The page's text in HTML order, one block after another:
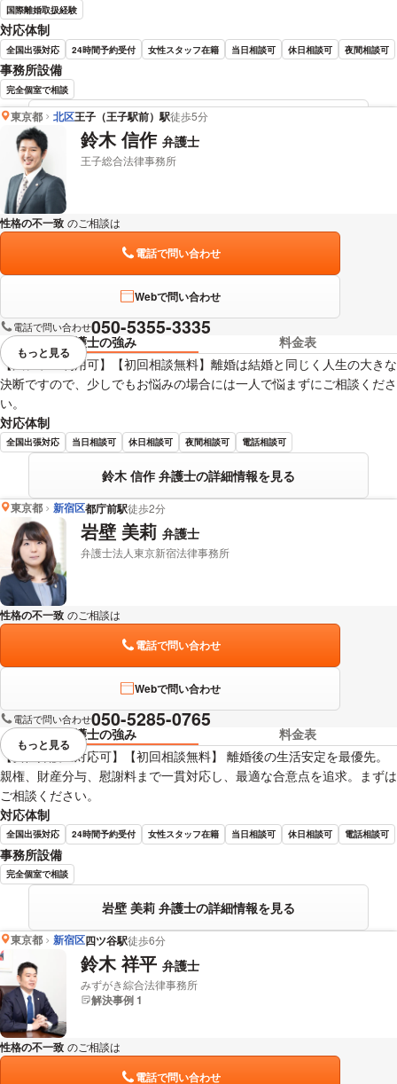
国際離婚取扱経験
対応体制
全国出張対応 24時間予約受付 女性スタッフ在籍 当日相談可 休日相談可 夜間相談可
事務所設備
完全個室で相談
野島 梨恵 弁護士の詳細情報を見る
東京都 北区王子（王子駅前）駅徒歩5分
鈴木 信作 弁護士
王子総合法律事務所
性格の不一致 のご相談は
電話で問い合わせ
Webで問い合わせ
電話で問い合わせ050-5355-3335
弁護士の強み
料金表
【法テラス利用可】【初回相談無料】離婚は結婚と同じく人生の大きな
決断ですので、少しでもお悩みの場合には一人で悩まずにご相談くださ
い。
対応体制
全国出張対応 当日相談可 休日相談可 夜間相談可 電話相談可
鈴木 信作 弁護士の詳細情報を見る
視覚的に省略されている要素を
もっと見る
東京都 新宿区都庁前駅徒歩2分
岩壁 美莉 弁護士
弁護士法人東京新宿法律事務所
性格の不一致 のご相談は
電話で問い合わせ
Webで問い合わせ
電話で問い合わせ050-5285-0765
弁護士の強み
料金表
【女性弁護士対応可】【初回相談無料】 離婚後の生活安定を最優先。
親権、財産分与、慰謝料まで一貫対応し、最適な合意点を追求。まずは
ご相談ください。
対応体制
全国出張対応 24時間予約受付 女性スタッフ在籍 当日相談可 休日相談可 電話相談可
事務所設備
完全個室で相談
岩壁 美莉 弁護士の詳細情報を見る
視覚的に省略されている要素を
もっと見る
東京都 新宿区四ツ谷駅徒歩6分
鈴木 祥平 弁護士
みずがき綜合法律事務所
解決事例 1
性格の不一致 のご相談は
電話で問い合わせ